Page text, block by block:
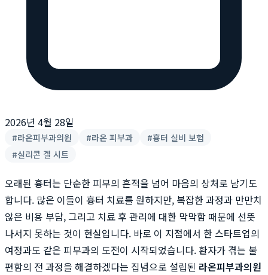
2026년 4월 28일
#라온피부과의원 #라온 피부과 #흉터 실비 보험
#실리콘 겔 시트
오래된 흉터는 단순한 피부의 흔적을 넘어 마음의 상처로 남기도
합니다. 많은 이들이 흉터 치료를 원하지만, 복잡한 과정과 만만치
않은 비용 부담, 그리고 치료 후 관리에 대한 막막함 때문에 선뜻
나서지 못하는 것이 현실입니다. 바로 이 지점에서 한 스타트업의
여정과도 같은 피부과의 도전이 시작되었습니다. 환자가 겪는 불
편함의 전 과정을 해결하겠다는 집념으로 설립된 라온피부과의원